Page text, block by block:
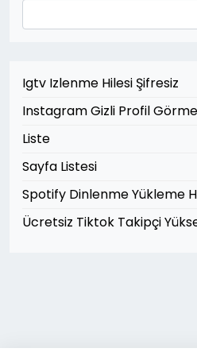
Igtv Izlenme Hilesi Şifresiz
Instagram Gizli Profil
Liste
Sayfa Listesi
Spotify Dinlenme Yükleme
Ücretsiz Tiktok Takipçi